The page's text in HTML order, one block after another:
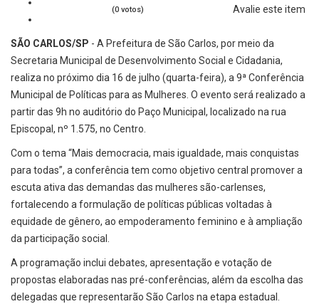
Avalie este item
(0 votos)
SÃO CARLOS/SP - A Prefeitura de São Carlos, por meio da
Secretaria Municipal de Desenvolvimento Social e Cidadania,
realiza no próximo dia 16 de julho (quarta-feira), a 9ª Conferência
Municipal de Políticas para as Mulheres. O evento será realizado a
partir das 9h no auditório do Paço Municipal, localizado na rua
Episcopal, nº 1.575, no Centro.
Com o tema “Mais democracia, mais igualdade, mais conquistas
para todas”, a conferência tem como objetivo central promover a
escuta ativa das demandas das mulheres são-carlenses,
fortalecendo a formulação de políticas públicas voltadas à
equidade de gênero, ao empoderamento feminino e à ampliação
da participação social.
A programação inclui debates, apresentação e votação de
propostas elaboradas nas pré-conferências, além da escolha das
delegadas que representarão São Carlos na etapa estadual.